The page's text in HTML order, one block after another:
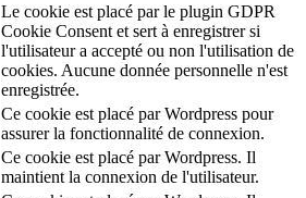
Le cookie est placé par le plugin GDPR
Cookie Consent et sert à enregistrer si
l'utilisateur a accepté ou non l'utilisation de
cookies. Aucune donnée personnelle n'est
enregistrée.
Ce cookie est placé par Wordpress pour
assurer la fonctionnalité de connexion.
Ce cookie est placé par Wordpress. Il
maintient la connexion de l'utilisateur.